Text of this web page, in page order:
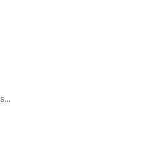
Une véritable déesse